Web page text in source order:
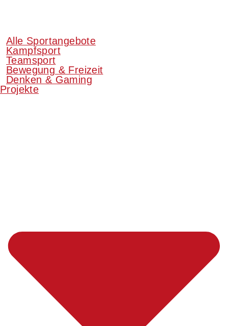
Alle Sportangebote
Kampfsport
Teamsport
Bewegung & Freizeit
Denken & Gaming
Projekte